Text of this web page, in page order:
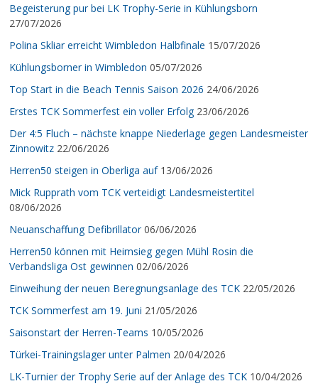
Begeisterung pur bei LK Trophy-Serie in Kühlungsborn
27/07/2026
Polina Skliar erreicht Wimbledon Halbfinale 15/07/2026
Kühlungsborner in Wimbledon 05/07/2026
Top Start in die Beach Tennis Saison 2026 24/06/2026
Erstes TCK Sommerfest ein voller Erfolg 23/06/2026
Der 4:5 Fluch – nächste knappe Niederlage gegen Landesmeister
Zinnowitz 22/06/2026
Herren50 steigen in Oberliga auf 13/06/2026
Mick Rupprath vom TCK verteidigt Landesmeistertitel
08/06/2026
Neuanschaffung Defibrillator 06/06/2026
Herren50 können mit Heimsieg gegen Mühl Rosin die
Verbandsliga Ost gewinnen 02/06/2026
Einweihung der neuen Beregnungsanlage des TCK 22/05/2026
TCK Sommerfest am 19. Juni 21/05/2026
Saisonstart der Herren-Teams 10/05/2026
Türkei-Trainingslager unter Palmen 20/04/2026
LK-Turnier der Trophy Serie auf der Anlage des TCK 10/04/2026